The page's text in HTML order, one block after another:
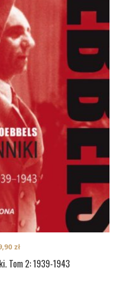
Tom 2: 1939-1943
zł